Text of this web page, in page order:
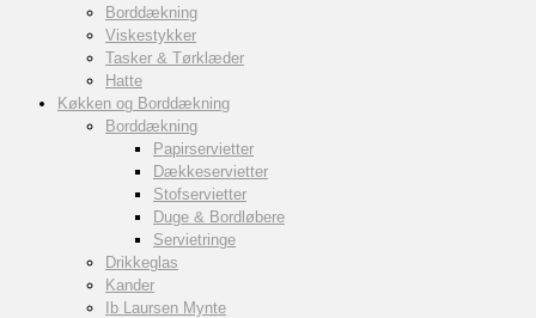
Borddækning
Viskestykker
Tasker & Tørklæder
Hatte
Køkken og Borddækning
Borddækning
Papirservietter
Dækkeservietter
Stofservietter
Duge & Bordløbere
Servietringe
Drikkeglas
Kander
Ib Laursen Mynte